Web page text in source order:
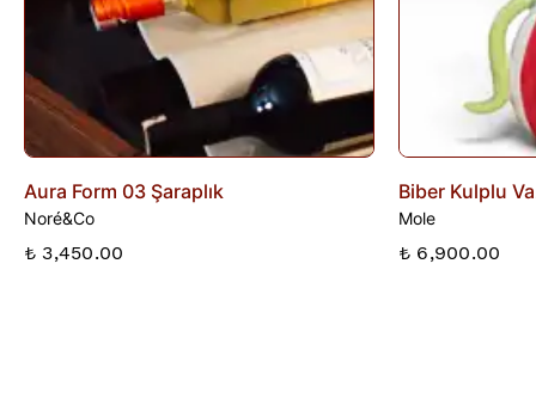
Aura Form 03 Şaraplık
Noré&Co
₺ 3,450.00
Biber Kulplu
Mole
₺ 6,900.00